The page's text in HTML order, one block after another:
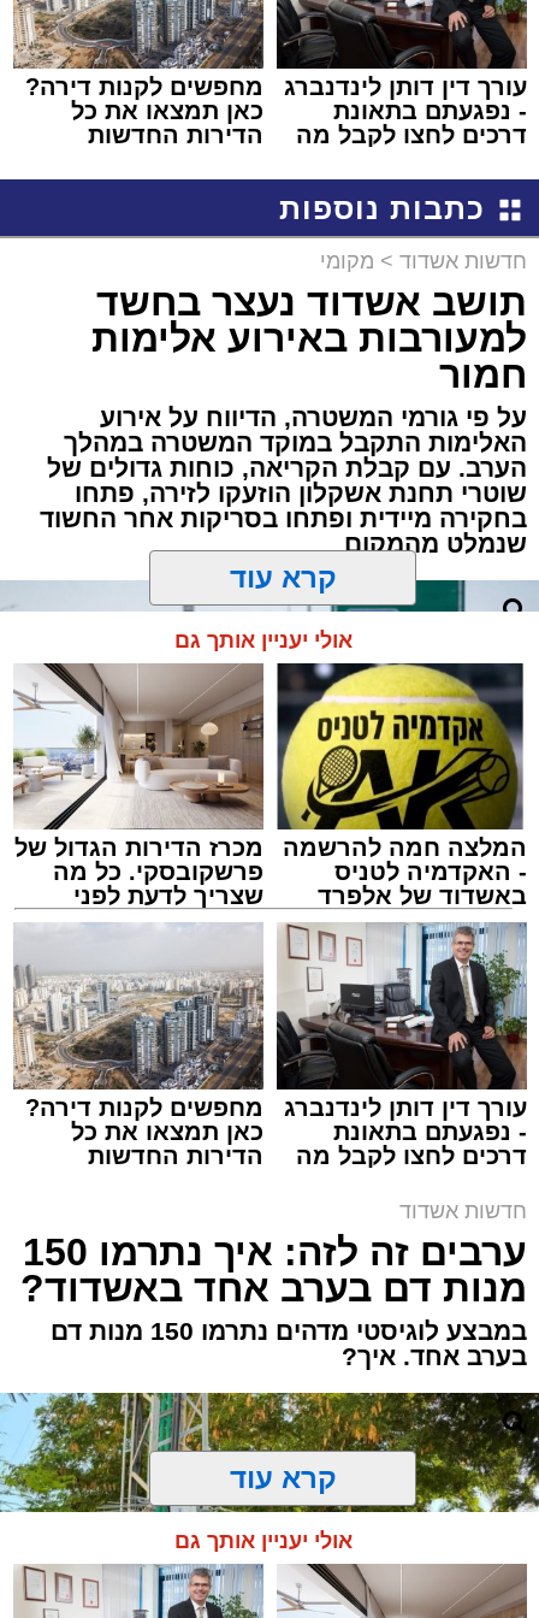
עורך דין דותן לינדנברג
- נפגעתם בתאונת
דרכים לחצו לקבל מה
מחפשים לקנות דירה?
כאן תמצאו את כל
הדירות החדשות
כתבות נוספות
חדשות אשדוד > מקומי
תושב אשדוד נעצר בחשד
למעורבות באירוע אלימות
חמור
על פי גורמי המשטרה, הדיווח על אירוע
האלימות התקבל במוקד המשטרה במהלך
הערב. עם קבלת הקריאה, כוחות גדולים של
שוטרי תחנת אשקלון הוזעקו לזירה, פתחו
בחקירה מיידית ופתחו בסריקות אחר החשוד
שנמלט מהמקום
אילוסטרציה מעצר חשוד
מערכת האתר / 12:01 10.08.26
אשדוד
שוטרי תחנת אשקלון עצרו אמש (ראשון) תושב
אשדוד בשנות ה-40 לחייו, בחשד למעורבות
באירוע דקירה חמור שהתרחש בעיר. כתוצאה
בינוני והשני באורח קל – והם פונו לקבלת טיפול
רפואי בבית החולים.
על פי גורמי המשטרה, הדיווח על אירוע האלימות
התקבל במוקד המשטרה במהלך הערב. עם קבלת
הקריאה, כוחות גדולים של שוטרי תחנת אשקלון
הוזעקו לזירה, פתחו בחקירה מיידית ופתחו
קרא עוד
אולי יעניין אותך גם
המלצה חמה להרשמה
- האקדמיה לטניס
באשדוד של אלפרד
קריאולנסקי - לילדים
מכרז הדירות הגדול של
פרשקובסקי. כל מה
שצריך לדעת לפני
שמגישים הצעה לדירה
עורך דין דותן לינדנברג
- נפגעתם בתאונת
דרכים לחצו לקבל מה
מחפשים לקנות דירה?
כאן תמצאו את כל
הדירות החדשות
חדשות אשדוד
ערבים זה לזה: איך נתרמו 150
מנות דם בערב אחד באשדוד?
במבצע לוגיסטי מדהים נתרמו 150 מנות דם
בערב אחד. איך?
קרא עוד
אולי יעניין אותך גם